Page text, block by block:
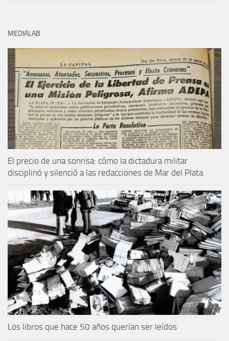
MEDIALAB
El precio de una sonrisa: cómo la dictadura militar
disciplinó y silenció a las redacciones de Mar del Plata
Los libros que hace 50 años querían ser leídos